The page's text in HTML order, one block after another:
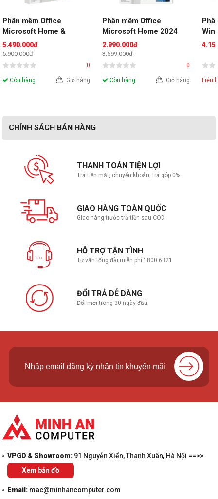
Phần mềm Office
Microsoft Home &
Business 2024 ESD EP2-
06604 (1 thiết bị/ Vĩnh
viễn)- key điện tử
5.490.000đ
5.900.000đ
0
Còn hàng Giỏ hàng
Phần mềm Office
Microsoft Home 2024
EP2-06811 (1 thiết bị/
Vĩnh viễn) key điện tử
2.990.000đ
3.599.000đ
0
Còn hàng Giỏ hàng
Eng
Liên
CHÍNH SÁCH BÁN HÀNG
THANH TOÁN TIỆN LỢI
Trả tiền mặt, chuyển khoản, trả góp 0%
GIAO HÀNG TOÀN QUỐC
Giao hàng trước trả tiền sau COD
HỖ TRỢ TẬN TÌNH
Tư vấn tổng đài miễn phí 1800.6321
ĐỔI TRẢ DỄ DÀNG
Đổi mới trong 30 ngày đầu
VPGD & Showroom: 91 Nguyễn Xiển, Thanh Xuân, Hà Nội ==>>
Xem bản đồ
Email: mac@minhancomputer.com